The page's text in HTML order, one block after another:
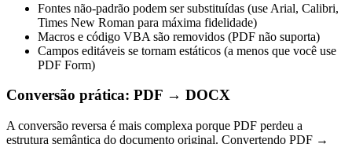
Fontes não-padrão podem ser substituídas (use Arial, Calibri,
Times New Roman para máxima fidelidade)
Macros e código VBA são removidos (PDF não suporta)
Campos editáveis se tornam estáticos (a menos que você use
PDF Form)
Conversão prática: PDF → DOCX
A conversão reversa é mais complexa porque PDF perdeu a
estrutura semântica do documento original. Convertendo PDF →